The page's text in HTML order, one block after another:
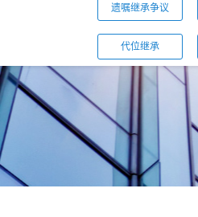
遗嘱继承争议
代位继承
您的位置：